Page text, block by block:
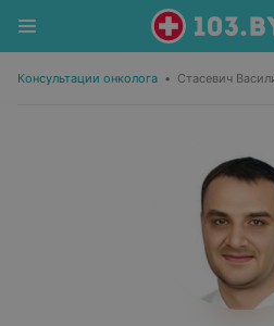
Консультации онколога • Стасевич